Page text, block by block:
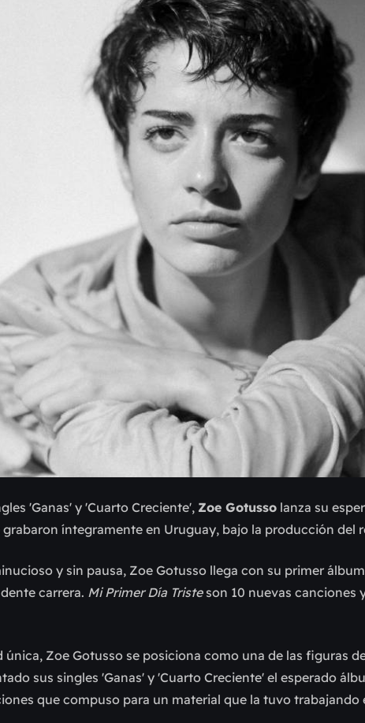
'Ganas' y 'Cuarto Creciente', Zoe Gotusso lanza su
grabaron íntegramente en Uruguay, bajo la producción
y sin pausa, Zoe Gotusso llega con su primer
carrera. Mi Primer Día Triste son 10 nuevas canciones
única, Zoe Gotusso se posiciona como una de las figuras
sus singles 'Ganas' y 'Cuarto Creciente' el esperado
que compuso para un material que la tuvo trabajando